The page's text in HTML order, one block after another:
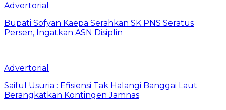
Advertorial
Bupati Sofyan Kaepa Serahkan SK PNS Seratus
Persen, Ingatkan ASN Disiplin
Advertorial
Saiful Usuria : Efisiensi Tak Halangi Banggai Laut
Berangkatkan Kontingen Jamnas